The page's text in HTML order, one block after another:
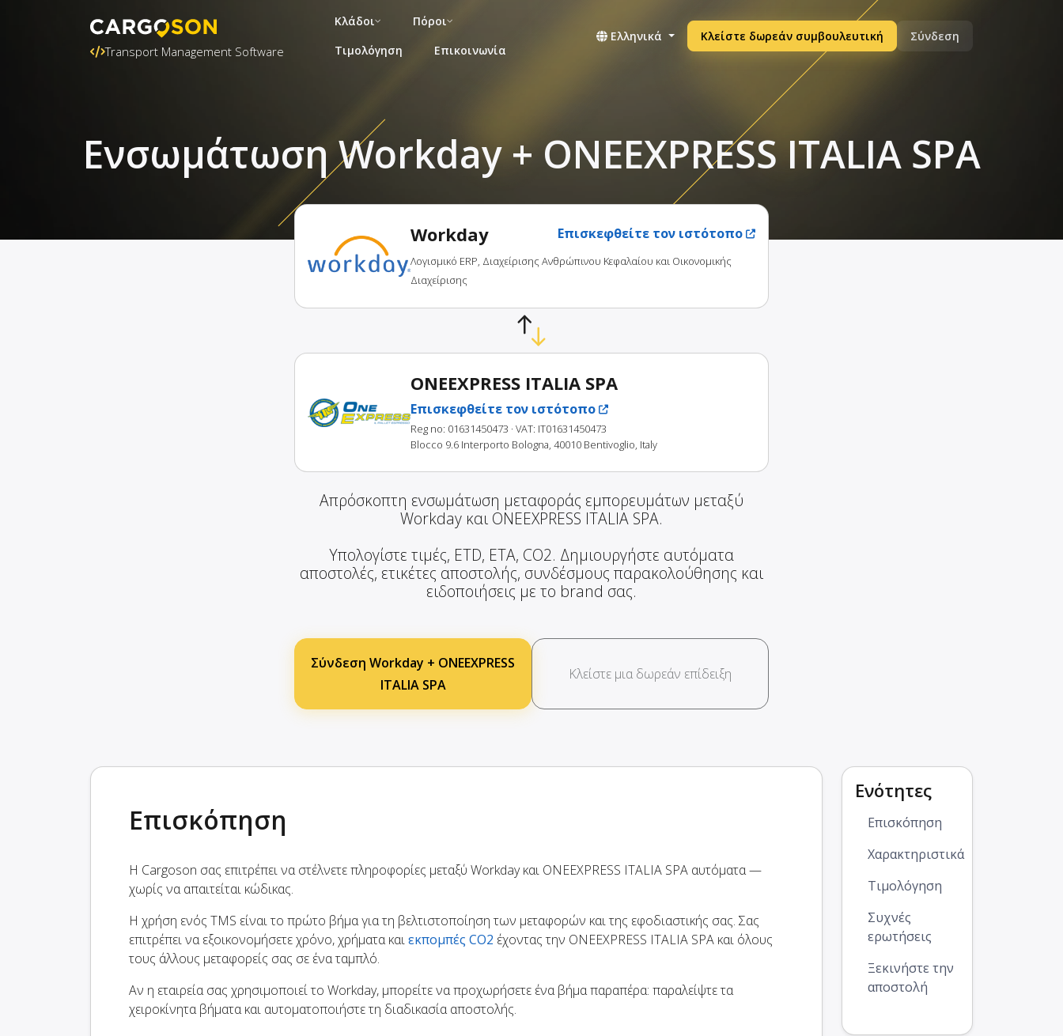
Transport Management Software
Κλάδοι
Πόροι
Τιμολόγηση
Επικοινωνία
Ελληνικά Κλείστε δωρεάν συμβουλευτική Σύνδεση
Ενσωμάτωση Workday + ONEEXPRESS ITALIA SPA
Workday Επισκεφθείτε τον ιστότοπο
Λογισμικό ERP, Διαχείρισης Ανθρώπινου Κεφαλαίου και Οικονομικής
Διαχείρισης
ONEEXPRESS ITALIA SPA
Επισκεφθείτε τον ιστότοπο
Reg no: 01631450473 · VAT: IT01631450473
Blocco 9.6 Interporto Bologna, 40010 Bentivoglio, Italy
Απρόσκοπτη ενσωμάτωση μεταφοράς εμπορευμάτων μεταξύ
Workday και ONEEXPRESS ITALIA SPA.
Υπολογίστε τιμές, ETD, ETA, CO2. Δημιουργήστε αυτόματα
αποστολές, ετικέτες αποστολής, συνδέσμους παρακολούθησης και
ειδοποιήσεις με το brand σας.
Σύνδεση Workday + ONEEXPRESS
ITALIA SPA
Κλείστε μια δωρεάν επίδειξη
Επισκόπηση
Η Cargoson σας επιτρέπει να στέλνετε πληροφορίες μεταξύ Workday και ONEEXPRESS ITALIA SPA αυτόματα —
χωρίς να απαιτείται κώδικας.
Η χρήση ενός TMS είναι το πρώτο βήμα για τη βελτιστοποίηση των μεταφορών και της εφοδιαστικής σας. Σας
επιτρέπει να εξοικονομήσετε χρόνο, χρήματα καιεκπομπές CO2 έχοντας την ONEEXPRESS ITALIA SPA και όλους
τους άλλους μεταφορείς σας σε ένα ταμπλό.
Αν η εταιρεία σας χρησιμοποιεί το Workday, μπορείτε να προχωρήσετε ένα βήμα παραπέρα: παραλείψτε τα
χειροκίνητα βήματα και αυτοματοποιήστε τη διαδικασία αποστολής.
Ενότητες
Επισκόπηση
Χαρακτηριστικά
Τιμολόγηση
Συχνές
ερωτήσεις
Ξεκινήστε την
αποστολή